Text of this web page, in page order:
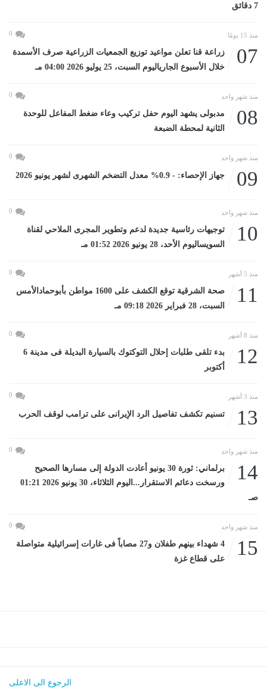
7 دقائق
منذ 15 يومًا 0
07
زراعة قنا تعلن مواعيد توزيع الجمعيات الزراعية صرف الأسمدة
خلال الأسبوع الجارياليوم السبت، 25 يوليو 2026 04:00 مـ
منذ شهر واحد 0
08
مدبولى يشهد اليوم حفل تركيب وعاء ضغط المفاعل للوحدة
الثانية لمحطة الضبعة
منذ شهر واحد 0
09 جهاز الإحصاء: - 0.9% معدل التضخم الشهرى لشهر يونيو 2026
منذ شهر واحد 0
10
توجيهات رئاسية جديدة لدعم وتطوير المجرى الملاحي لقناة
السويساليوم الأحد، 28 يونيو 2026 01:52 مـ
منذ 5 أشهر 0
11
صحة الشرقية توقع الكشف على 1600 مواطن بأبوحمادالأمس
السبت، 28 فبراير 2026 09:18 مـ
منذ 8 أشهر 0
12
بدء تلقى طلبات إحلال التوكتوك بالسيارة البديلة فى مدينة 6
أكتوبر
منذ 3 أشهر 0
13 تسنيم تكشف تفاصيل الرد الإيرانى على ترامب لوقف الحرب
منذ شهر واحد 0
14
برلماني: ثورة 30 يونيو أعادت الدولة إلى مسارها الصحيح
ورسخت دعائم الاستقرار...اليوم الثلاثاء، 30 يونيو 2026 01:21
صـ
منذ شهر واحد 0
15
4 شهداء بينهم طفلان و27 مصاباً فى غارات إسرائيلية متواصلة
على قطاع غزة
الرجوع الى الاعلى